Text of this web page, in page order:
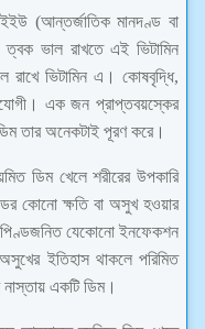
(আন্তর্জাতিক মানদণ্ড বা
ত্বক ভাল রাখতে এই ভিটামিন
রাখে ভিটামিন এ। কোষবৃদ্ধি,
এক জন প্রাপ্তবয়স্কের
তার অনেকটাই পূরণ করে।
ডিম খেলে শরীরের উপকারি
কোনো ক্ষতি বা অসুখ হওয়ার
যেকোনো ইনফেকশন
অসুখের ইতিহাস থাকলে পরিমিত
একটি ডিম।